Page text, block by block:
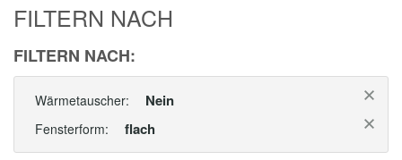
FILTERN NACH
FILTERN NACH:
Wärmetauscher: Nein
Fensterform: flach